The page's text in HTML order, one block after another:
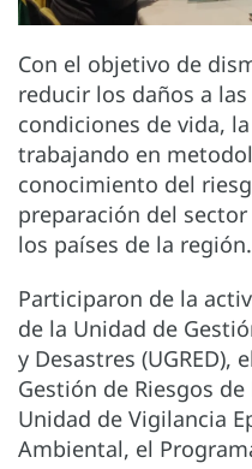
Con el objetivo de
reducir los daños a
condiciones de vida,
trabajando en
conocimiento del
preparación del
los países de la región.
Participaron de la
de la Unidad de
y Desastres (UGRED),
Gestión de Riesgos
Unidad de Vigilancia
Ambiental, el